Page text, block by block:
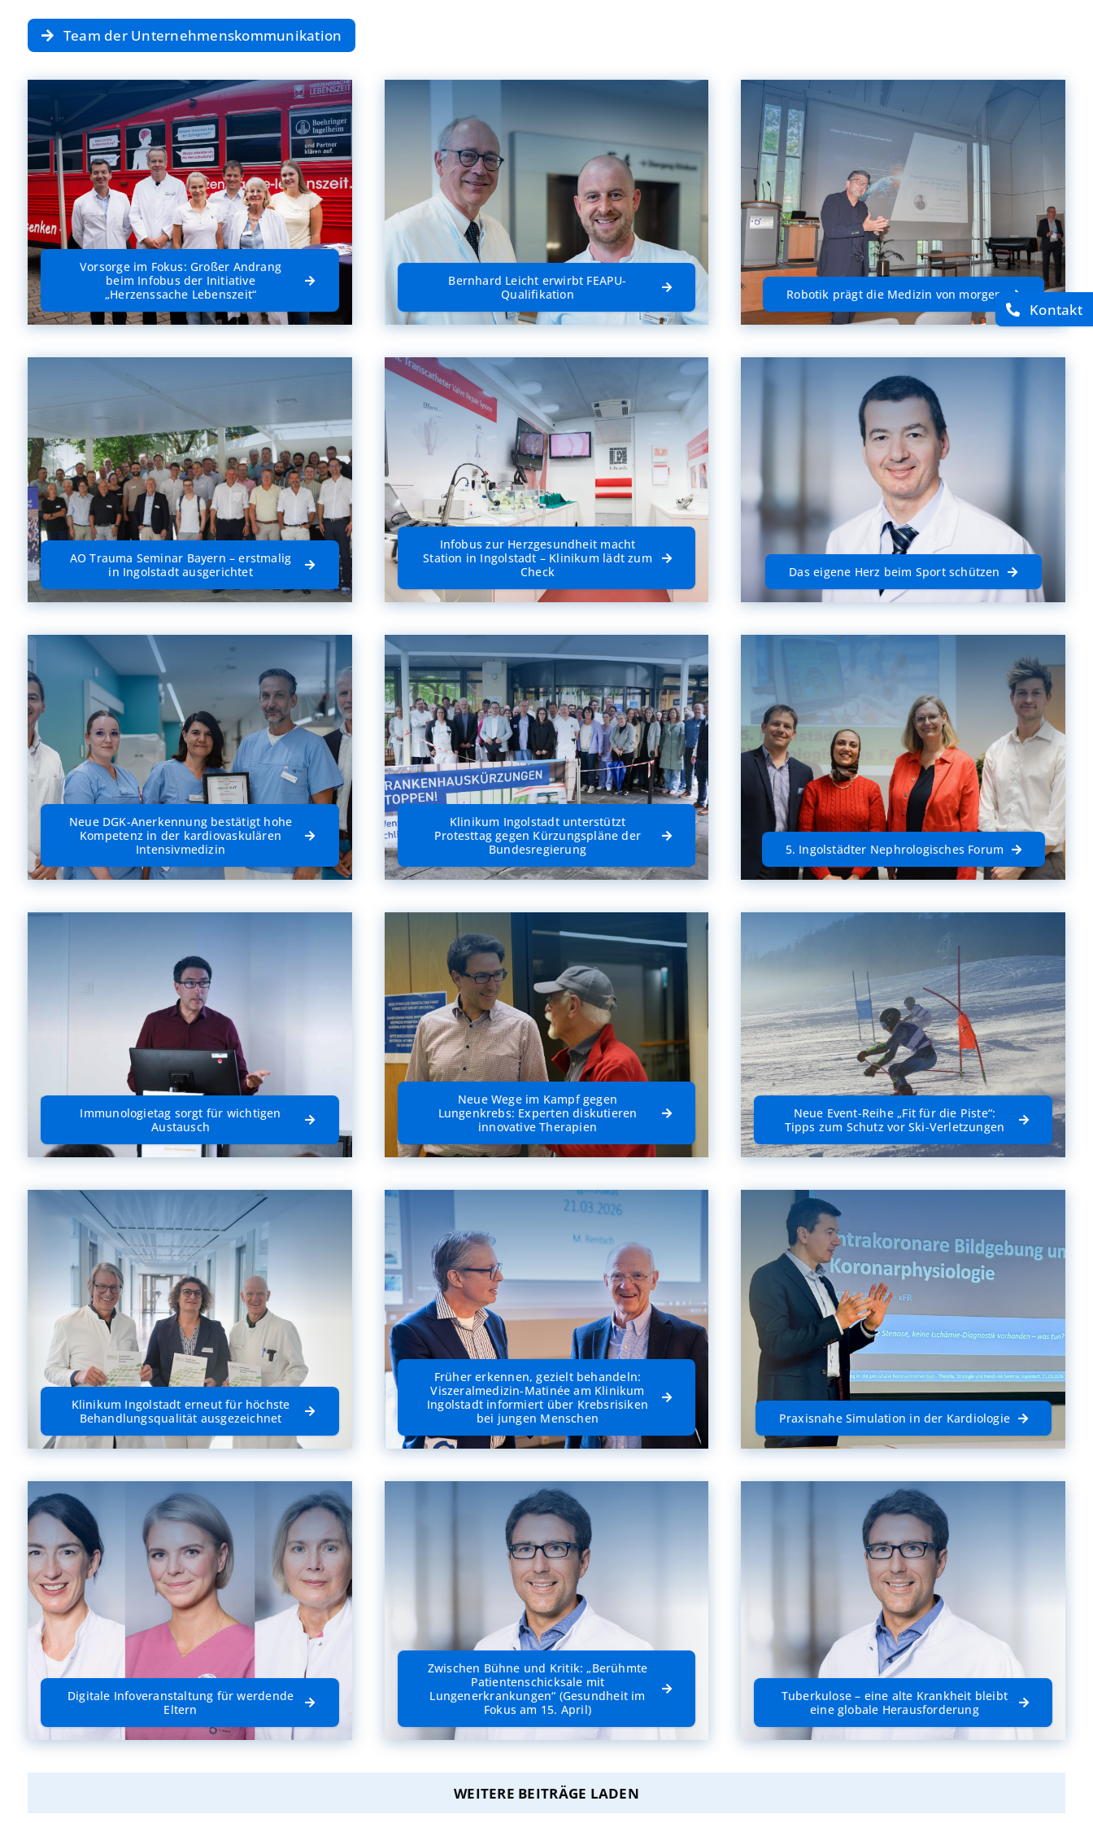
Kontakt
Team der Unternehmenskommunikation
Vorsorge im Fokus: Großer Andrang
beim Infobus der Initiative
„Herzenssache Lebenszeit“
Bernhard Leicht erwirbt FEAPU-
Qualifikation
Robotik prägt die Medizin von morgen
AO Trauma Seminar Bayern – erstmalig
in Ingolstadt ausgerichtet
Infobus zur Herzgesundheit macht
Station in Ingolstadt – Klinikum lädt zum
Check
Das eigene Herz beim Sport schützen
Neue DGK-Anerkennung bestätigt hohe
Kompetenz in der kardiovaskulären
Intensivmedizin
Klinikum Ingolstadt unterstützt
Protesttag gegen Kürzungspläne der
Bundesregierung
5. Ingolstädter Nephrologisches Forum
Immunologietag sorgt für wichtigen
Austausch
Neue Wege im Kampf gegen
Lungenkrebs: Experten diskutieren
innovative Therapien
Neue Event-Reihe „Fit für die Piste“:
Tipps zum Schutz vor Ski-Verletzungen
Klinikum Ingolstadt erneut für höchste
Behandlungsqualität ausgezeichnet
Früher erkennen, gezielt behandeln:
Viszeralmedizin-Matinée am Klinikum
Ingolstadt informiert über Krebsrisiken
bei jungen Menschen
Praxisnahe Simulation in der Kardiologie
Digitale Infoveranstaltung für werdende
Eltern
Zwischen Bühne und Kritik: „Berühmte
Patientenschicksale mit
Lungenerkrankungen“ (Gesundheit im
Fokus am 15. April)
Tuberkulose – eine alte Krankheit bleibt
eine globale Herausforderung
WEITERE BEITRÄGE LADEN